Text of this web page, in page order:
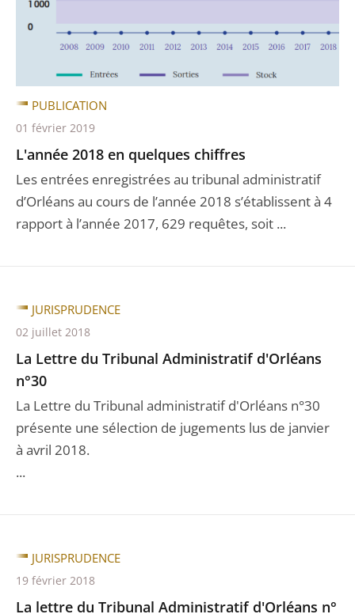
L'année 2018 en quelques chiffres
Les entrées enregistrées au tribunal administratif
d’Orléans au cours de l’année 2018 s’établissent à 4
rapport à l’année 2017, 629 requêtes, soit ...
PUBLICATION
01 février 2019
La Lettre du Tribunal Administratif d'Orléans
n°30
La Lettre du Tribunal administratif d'Orléans n°30
présente une sélection de jugements lus de janvier
à avril 2018.
...
JURISPRUDENCE
02 juillet 2018
La lettre du Tribunal Administratif d'Orléans n°
JURISPRUDENCE
19 février 2018